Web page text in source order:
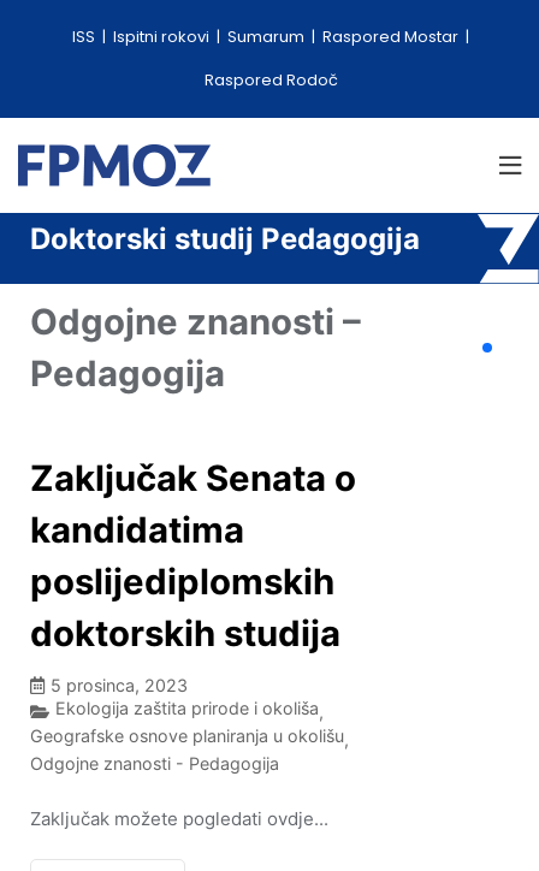
ISS Ispitni rokovi Sumarum
Raspored Mostar
Raspored Rodoč
Doktorski studij Pedagogija
Odgojne znanosti –
Pedagogija
Zaključak Senata o
kandidatima
poslijediplomskih
doktorskih studija
5 prosinca, 2023
Ekologija zaštita prirode i okoliša,
Geografske osnove planiranja u okolišu,
Odgojne znanosti - Pedagogija
Zaključak možete pogledati ovdje...